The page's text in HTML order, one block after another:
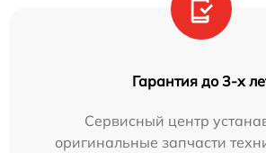
Гарантия до 3-х
Сервисный центр
оригинальные запчасти